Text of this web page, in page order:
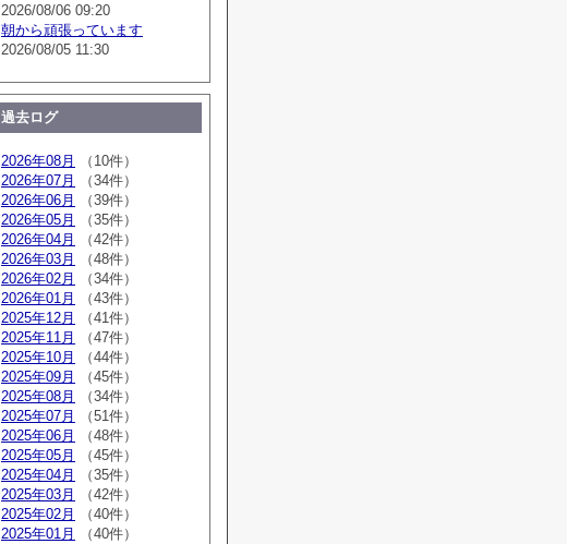
2026/08/06 09:20
朝から頑張っています
2026/08/05 11:30
過去ログ
2026年08月
（10件）
2026年07月
（34件）
2026年06月
（39件）
2026年05月
（35件）
2026年04月
（42件）
2026年03月
（48件）
2026年02月
（34件）
2026年01月
（43件）
2025年12月
（41件）
2025年11月
（47件）
2025年10月
（44件）
2025年09月
（45件）
2025年08月
（34件）
2025年07月
（51件）
2025年06月
（48件）
2025年05月
（45件）
2025年04月
（35件）
2025年03月
（42件）
2025年02月
（40件）
2025年01月
（40件）